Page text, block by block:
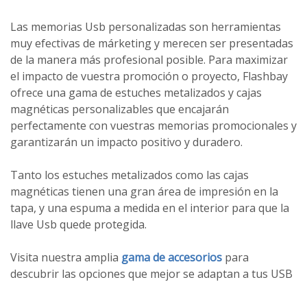
Las memorias Usb personalizadas son herramientas
muy efectivas de márketing y merecen ser presentadas
de la manera más profesional posible. Para maximizar
el impacto de vuestra promoción o proyecto, Flashbay
ofrece una gama de estuches metalizados y cajas
magnéticas personalizables que encajarán
perfectamente con vuestras memorias promocionales y
garantizarán un impacto positivo y duradero.
Tanto los estuches metalizados como las cajas
magnéticas tienen una gran área de impresión en la
tapa, y una espuma a medida en el interior para que la
llave Usb quede protegida.
Visita nuestra amplia gama de accesorios para
descubrir las opciones que mejor se adaptan a tus USB